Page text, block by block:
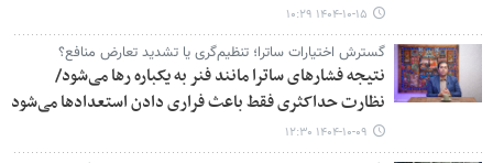
۱۴۰۴-۱۰-۱۵ ۱۰:۲۹
گسترش اختیارات ساترا؛ تنظیم‌گری یا تشدید تعارض منافع؟
نتیجه فشارهای ساترا مانند فنر به یکباره رها می‌شود/
نظارت حداکثری فقط باعث فراری دادن استعدادها می‌شود
۱۴۰۴-۱۰-۰۹ ۱۲:۳۰